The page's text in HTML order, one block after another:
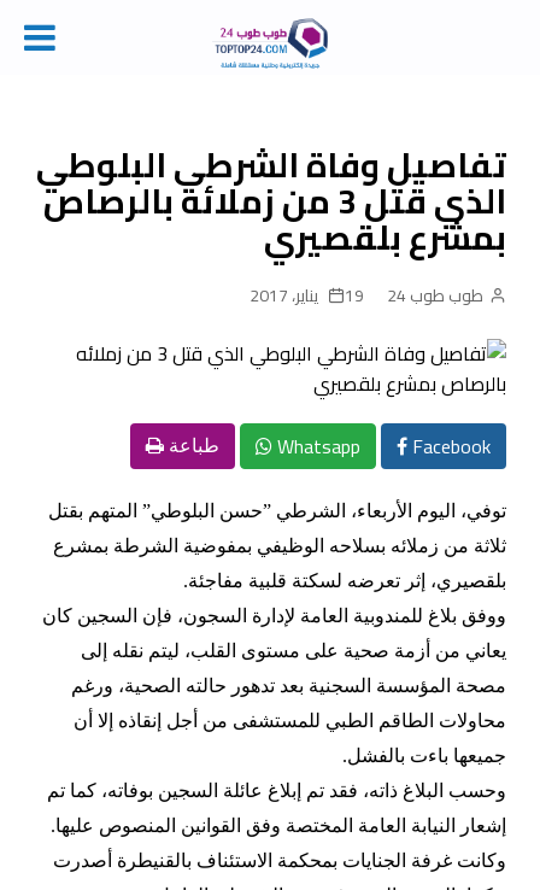
contentتفاصيل وفاة الشرطي البلوطي
الذي قتل 3 من زملائه بالرصاص
بمشرع بلقصيري
طوب طوب 24 19 يناير، 2017
Facebook
Whatsapp طباعة
توفي، اليوم الأربعاء، الشرطي ”حسن البلوطي” المتهم بقتل
ثلاثة من زملائه بسلاحه الوظيفي بمفوضية الشرطة بمشرع
بلقصيري، إثر تعرضه لسكتة قلبية مفاجئة.
ووفق بلاغ للمندوبية العامة لإدارة السجون، فإن السجين كان
يعاني من أزمة صحية على مستوى القلب، ليتم نقله إلى
مصحة المؤسسة السجنية بعد تدهور حالته الصحية، ورغم
محاولات الطاقم الطبي للمستشفى من أجل إنقاذه إلا أن
جميعها باءت بالفشل.
وحسب البلاغ ذاته، فقد تم إبلاغ عائلة السجين بوفاته، كما تم
إشعار النيابة العامة المختصة وفق القوانين المنصوص عليها.
وكانت غرفة الجنايات بمحكمة الاستئناف بالقنيطرة أصدرت